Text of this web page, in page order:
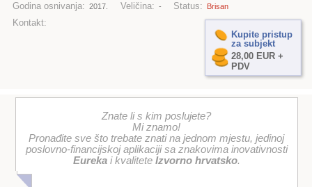
Godina osnivanja: 2017. Veličina: - Status: Brisan
Kontakt:
Kupite pristup
za subjekt
28,00 EUR +
PDV
Znate li s kim poslujete?
Mi znamo!
Pronađite sve što trebate znati na jednom mjestu, jedinoj
poslovno-financijskoj aplikaciji sa znakovima inovativnosti
Eurekai kvalitete Izvorno hrvatsko.